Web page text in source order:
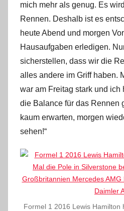
mich mehr als genug. Es
Rennen. Deshalb ist es
heute Abend und morgen
Hausaufgaben erledigen.
sicherstellen, dass wir die
alles andere im Griff haben.
war am Freitag stark und ich
die Balance für das Rennen
kaum erwarten, morgen
sehen!“
Formel 1 2016 Lewis Hamilton